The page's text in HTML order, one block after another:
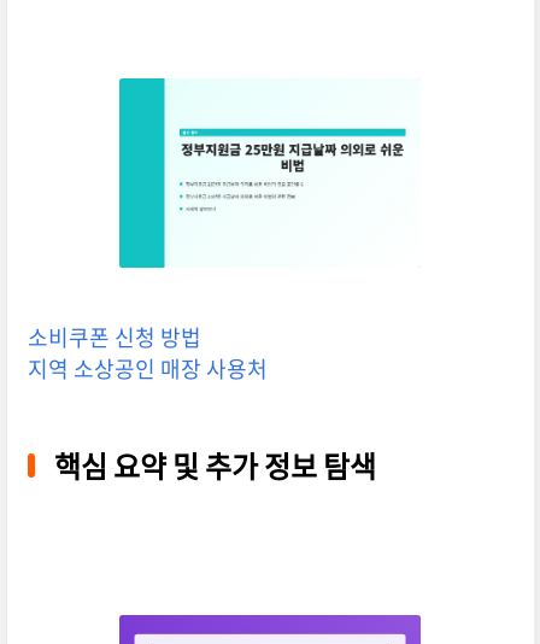
소비쿠폰 신청 방법
지역 소상공인 매장 사용처
핵심 요약 및 추가 정보 탐색